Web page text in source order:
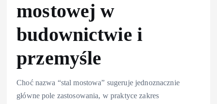
mostowej w
budownictwie i
przemyśle
Choć nazwa “stal mostowa” sugeruje jednoznacznie
główne pole zastosowania, w praktyce zakres